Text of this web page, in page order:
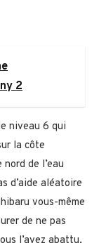
2
niveau 6 qui
la côte
de l’eau
d’aide aléatoire
vous-même
de ne pas